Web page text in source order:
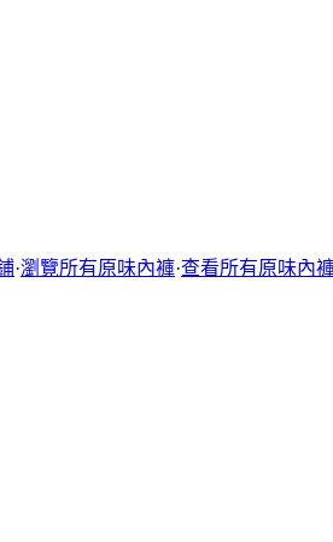
·瀏覽所有原味內褲·查看所有原味內